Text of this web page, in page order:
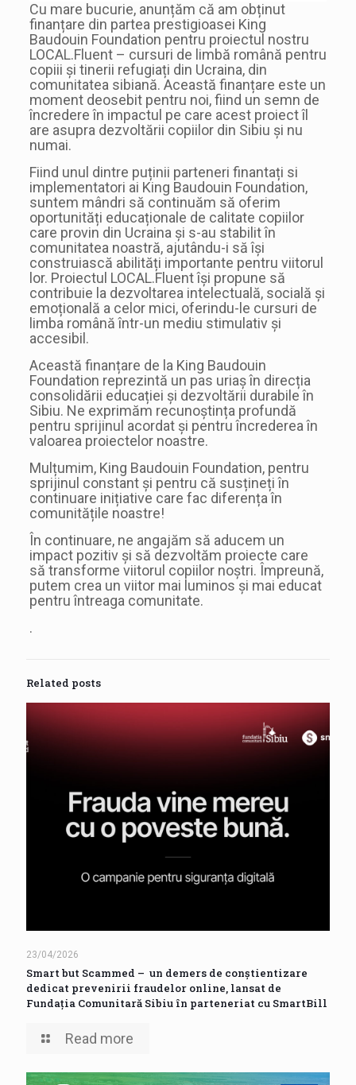
Cu mare bucurie, anunțăm că am obținut
finanțare din partea prestigioasei King
Baudouin Foundation pentru proiectul nostru
LOCAL.Fluent – cursuri de limbă română pentru
copiii și tinerii refugiați din Ucraina, din
comunitatea sibiană. Această finanțare este un
moment deosebit pentru noi, fiind un semn de
încredere în impactul pe care acest proiect îl
are asupra dezvoltării copiilor din Sibiu și nu
numai.
Fiind unul dintre puținii parteneri finantați si
implementatori ai King Baudouin Foundation,
suntem mândri să continuăm să oferim
oportunități educaționale de calitate copiilor
care provin din Ucraina și s-au stabilit în
comunitatea noastră, ajutându-i să își
construiască abilități importante pentru viitorul
lor. Proiectul LOCAL.Fluent își propune să
contribuie la dezvoltarea intelectuală, socială și
emoțională a celor mici, oferindu-le cursuri de
limba română într-un mediu stimulativ și
accesibil.
Această finanțare de la King Baudouin
Foundation reprezintă un pas uriaș în direcția
consolidării educației și dezvoltării durabile în
Sibiu. Ne exprimăm recunoștința profundă
pentru sprijinul acordat și pentru încrederea în
valoarea proiectelor noastre.
Mulțumim, King Baudouin Foundation, pentru
sprijinul constant și pentru că susțineți în
continuare inițiative care fac diferența în
comunitățile noastre!
În continuare, ne angajăm să aducem un
impact pozitiv și să dezvoltăm proiecte care
să transforme viitorul copiilor noștri. Împreună,
putem crea un viitor mai luminos și mai educat
pentru întreaga comunitate.
.
Related posts
23/04/2026
Smart but Scammed – un demers de conștientizare
dedicat prevenirii fraudelor online, lansat de
Fundația Comunitară Sibiu în parteneriat cu SmartBill
Read more